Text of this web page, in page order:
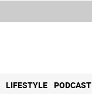
LIFESTYLE PODCAST